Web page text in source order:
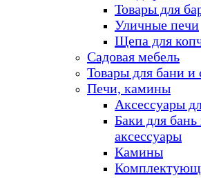
Товары для
Уличные печи
Щепа для
Садовая мебель
Товары для бани и
Печи, камины
Аксессуары
Баки для бань
аксессуары
Камины